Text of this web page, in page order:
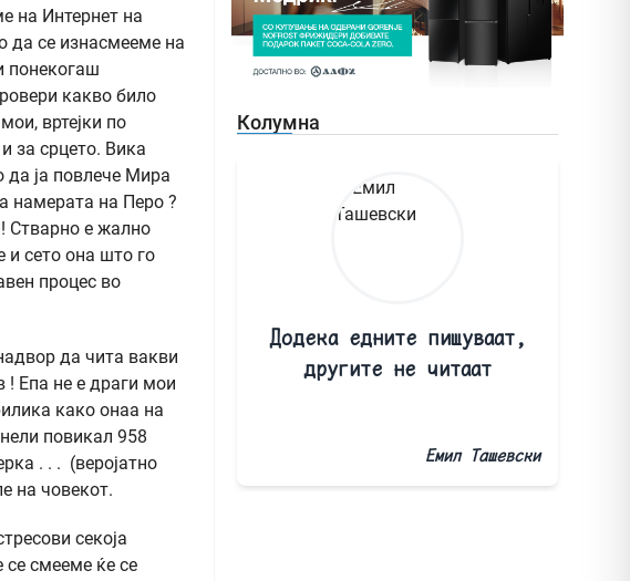
на Интернет на
да се изнасмееме на
понекогаш
какво било
вртејки по
за срцето. Вика
да ја повлече Мира
намерата на Перо ?
е жално
и сето она што го
процес во
да чита вакви
! Епа не е драги мои
како онаа на
повикал 958
. . . (веројатно
на човекот.
секоја
смееме ќе се
Колумна
Додека едните пишуваат,
другите не читаат
Емил Ташевски